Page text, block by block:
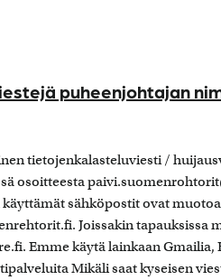
puheenjohtajan
tietojenkalasteluviesti /
osoitteesta
sähköpostit ovat muotoa
Joissakin tapauksissa
Emme käytä lainkaan
Mikäli saat kyseisen